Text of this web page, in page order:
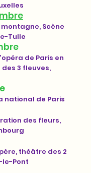
Scène
Tulle
de Paris en
3 fleuves,
national de Paris
des fleurs,
théâtre des 2
le-Pont